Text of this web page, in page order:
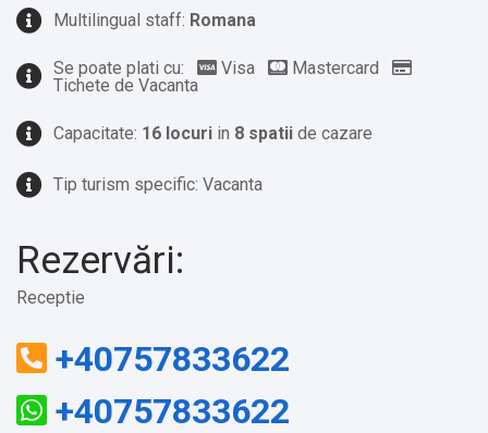
Multilingual staff: Romana
Se poate plati cu: Visa
Mastercard
Tichete de Vacanta
Capacitate: 16 locuri in 8 spatii de cazare
Tip turism specific: Vacanta
Rezervări:
Receptie
+40757833622
+40757833622